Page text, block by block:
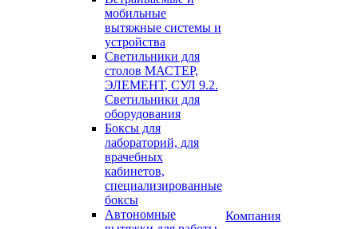
мобильные
вытяжные системы и
устройства
Светильники для
столов МАСТЕР,
ЭЛЕМЕНТ, СУЛ 9.2.
Светильники для
оборудования
Боксы для
лабораторий, для
врачебных
кабинетов,
специализированные
боксы
Автономные
Компания